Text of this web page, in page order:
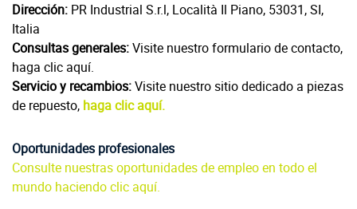
Dirección: PR Industrial S.r.l, Località Il Piano, 53031, SI,
Italia
Consultas generales:Visite nuestro formulario de contacto,
haga clic aquí.
Servicio y recambios:Visite nuestro sitio dedicado a piezas
de repuesto, haga clic aquí.
Oportunidades profesionales
Consulte nuestras oportunidades de empleo en todo el
mundo haciendo clic aquí.